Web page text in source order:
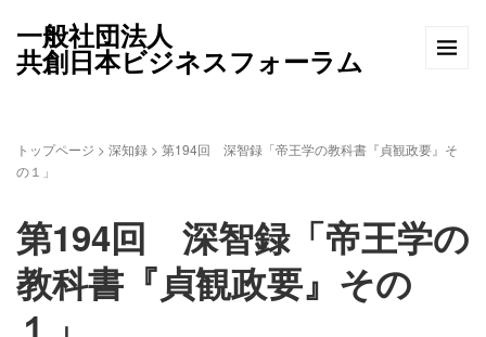
一般社団法人
共創日本ビジネスフォーラム
トップページ > 深知録 > 第194回 深智録「帝王学の教科書『貞観政要』そ
の１」
第194回 深智録「帝王学の
教科書『貞観政要』その